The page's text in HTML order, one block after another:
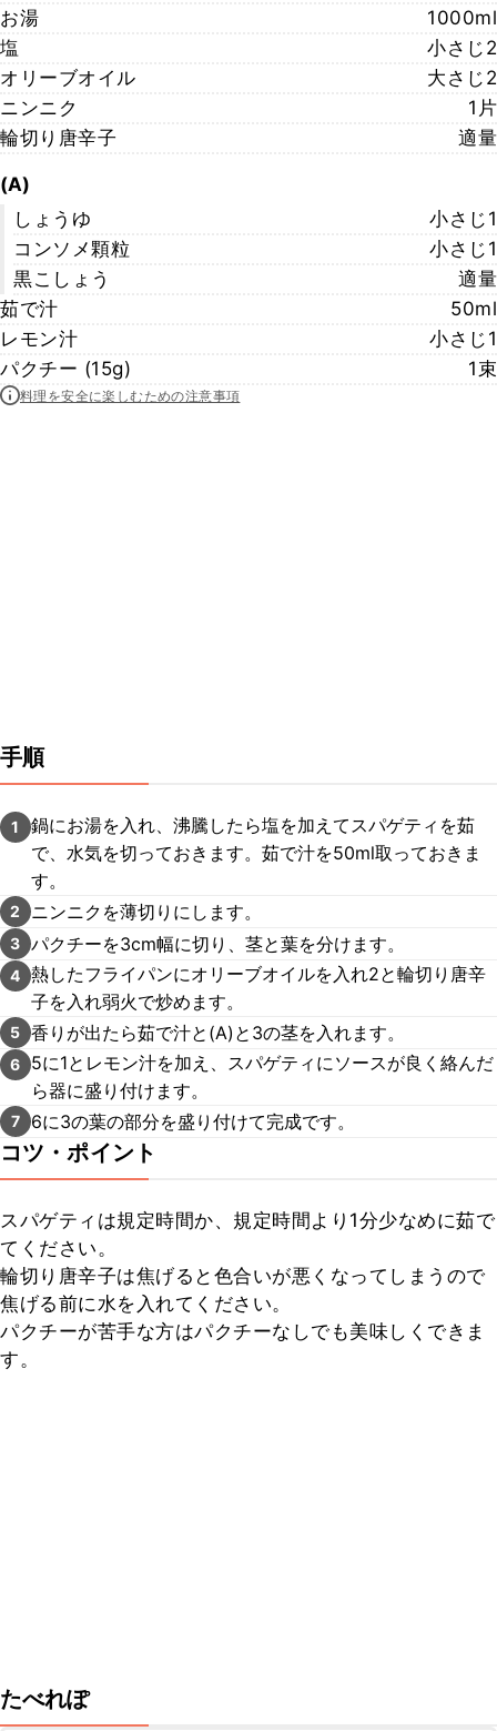
お湯
1000ml
塩
小さじ2
オリーブオイル
大さじ2
ニンニク
1片
輪切り唐辛子
適量
(A)
しょうゆ
小さじ1
コンソメ顆粒
小さじ1
黒こしょう
適量
茹で汁
50ml
レモン汁
小さじ1
パクチー (15g)
1束
料理を安全に楽しむための注意事項
手順
1
鍋にお湯を入れ、沸騰したら塩を加えてスパゲティを茹
で、水気を切っておきます。茹で汁を50ml取っておきま
す。
2 ニンニクを薄切りにします。
3 パクチーを3cm幅に切り、茎と葉を分けます。
4 熱したフライパンにオリーブオイルを入れ2と輪切り唐辛
子を入れ弱火で炒めます。
5 香りが出たら茹で汁と(A)と3の茎を入れます。
6
5に1とレモン汁を加え、スパゲティにソースが良く絡んだ
ら器に盛り付けます。
7 6に3の葉の部分を盛り付けて完成です。
コツ・ポイント
スパゲティは規定時間か、規定時間より1分少なめに茹で
てください。
輪切り唐辛子は焦げると色合いが悪くなってしまうので
焦げる前に水を入れてください。
パクチーが苦手な方はパクチーなしでも美味しくできま
す。
たべれぽ